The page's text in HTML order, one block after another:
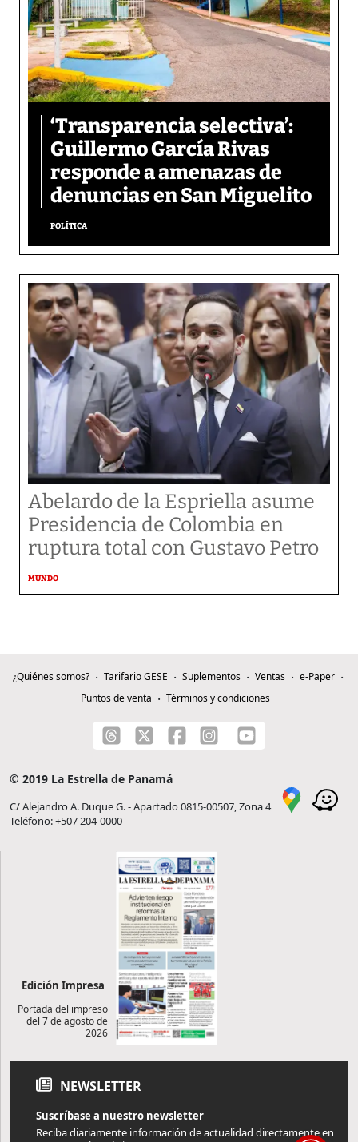
‘Transparencia selectiva’:
Guillermo García Rivas
responde a amenazas de
denuncias en San Miguelito
POLÍTICA
Abelardo de la Espriella asume
Presidencia de Colombia en
ruptura total con Gustavo Petro
MUNDO
¿Quiénes somos? Tarifario GESE Suplementos Ventas
e-Paper
Puntos de venta
Términos y condiciones
© 2019 La Estrella de Panamá
C/ Alejandro A. Duque G. - Apartado 0815-00507, Zona 4
Teléfono: +507 204-0000
Edición Impresa
Portada del impreso
del 7 de agosto de
2026
NEWSLETTER
Suscríbase a nuestro newsletter
Reciba diariamente información de actualidad directamente en